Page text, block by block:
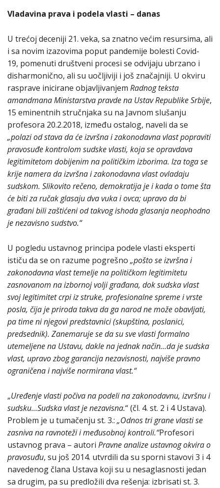
Vladavina prava i podela vlasti – danas
U trećoj deceniji 21. veka, sa znatno većim resursima, ali
i sa novim izazovima poput pandemije bolesti Covid-
19, pomenuti društveni procesi se odvijaju ubrzano i
disharmonično, ali su uočljiviji i još značajniji. U okviru
rasprave inicirane objavljivanjem Radnog teksta
amandmana Ministarstva pravde na Ustav Republike Srbije,
15 eminentnih stručnjaka su na Javnom slušanju
profesora 20.2.2018, između ostalog, naveli da se
„polazi od stava da će izvršna i zakonodavna vlast popraviti
pravosuđe kontrolom sudske vlasti, koja se opravdava
legitimitetom dobijenim na političkim izborima. Iza toga se
krije namera da izvršna i zakonodavna vlast ovladaju
sudskom. Slikovito rečeno, demokratija je i kada o tome šta
će biti za ručak glasaju dva vuka i ovca; upravo da bi
građani bili zaštićeni od takvog ishoda glasanja neophodno
je nezavisno sudstvo.“
U pogledu ustavnog principa podele vlasti eksperti
ističu da se on razume pogrešno „pošto se izvršna i
zakonodavna vlast temelje na političkom legitimitetu
zasnovanom na izbornoj volji građana, dok sudska vlast
svoj legitimitet crpi iz struke, profesionalne spreme i vrste
posla, čija je priroda takva da ga narod ne može obavljati,
pa time ni njegovi predstavnici (skupština, poslanici,
predsednik). Zanemaruje se da su sve vlasti formalno
utemeljene na Ustavu, dakle na jednak način…da je sudska
vlast, upravo zbog garancija nezavisnosti, najviše pravno
ograničena i najviše normirana vlast.“
„Uređenje vlasti počiva na podeli na zakonodavnu, izvršnu i
sudsku…Sudska vlast je nezavisna.“ (čl. 4. st. 2 i 4 Ustava).
Problem je u tumačenju st. 3.: „Odnos tri grane vlasti se
zasniva na ravnoteži i međusobnoj kontroli.“Profesori
ustavnog prava – autori Pravne analize ustavnog okvira o
pravosuđu, su još 2014. utvrdili da su sporni stavovi 3 i 4
navedenog člana Ustava koji su u nesaglasnosti jedan
sa drugim, pa su predložili dva rešenja: izbrisati st. 3.